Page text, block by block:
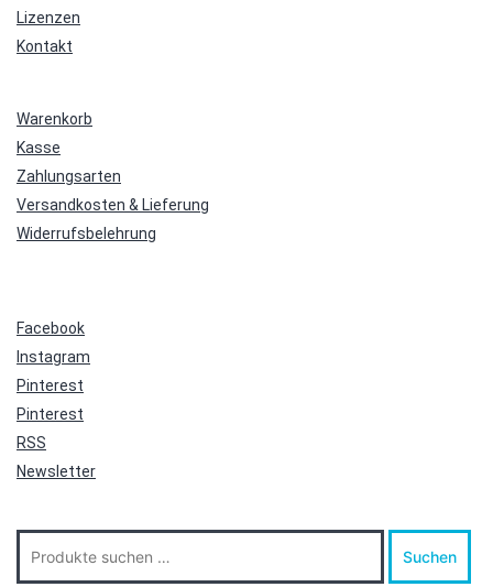
Lizenzen
Kontakt
Warenkorb
Kasse
Zahlungsarten
Versandkosten & Lieferung
Widerrufsbelehrung
Facebook
Instagram
Pinterest
Pinterest
RSS
Newsletter
Suche
nach:
Suchen